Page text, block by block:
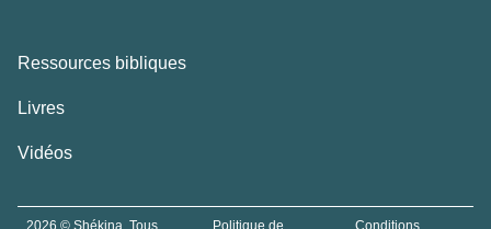
Ressources bibliques
Livres
Vidéos